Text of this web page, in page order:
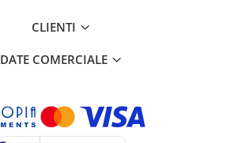
CLIENTI
DATE COMERCIALE